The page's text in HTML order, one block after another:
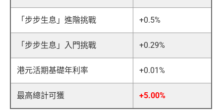
「步步生息」進階挑戰 +0.5%
「步步生息」入門挑戰 +0.29%
港元活期基礎年利率 +0.01%
最高總計可獲 +5.00%